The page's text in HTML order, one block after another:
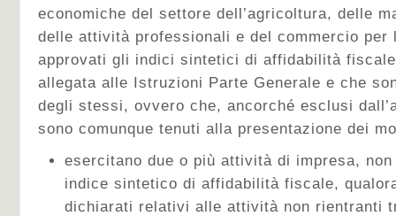
economiche del settore dell’agricoltura, delle
delle attività professionali e del commercio per
approvati gli indici sintetici di affidabilità
allegata alle Istruzioni Parte Generale e che
degli stessi, ovvero che, ancorché esclusi
sono comunque tenuti alla presentazione dei
esercitano due o più attività di impresa,
indice sintetico di affidabilità fiscale,
dichiarati relativi alle attività non rientranti